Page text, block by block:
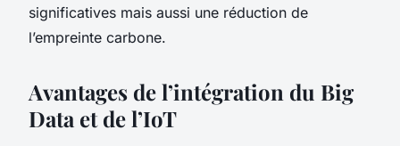
significatives mais aussi une réduction de
l’empreinte carbone.
Avantages de l’intégration du Big
Data et de l’IoT